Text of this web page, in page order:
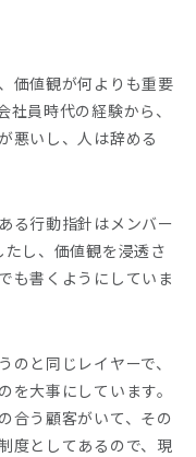
価値観が何よりも重要
員時代の経験から、
悪いし、人は辞める
る行動指針はメンバー
し、価値観を浸透さ
も書くようにしていま
と同じレイヤーで、
大事にしています。
合う顧客がいて、その
度としてあるので、現